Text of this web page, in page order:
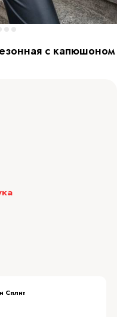
с капюшоном
Сплит